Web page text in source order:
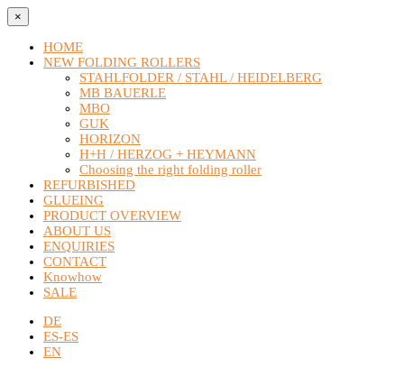
×
HOME
NEW FOLDING ROLLERS
STAHLFOLDER / STAHL / HEIDELBERG
MB BAUERLE
MBO
GUK
HORIZON
H+H / HERZOG + HEYMANN
Choosing the right folding roller
REFURBISHED
GLUEING
PRODUCT OVERVIEW
ABOUT US
ENQUIRIES
CONTACT
Knowhow
SALE
DE
ES-ES
EN